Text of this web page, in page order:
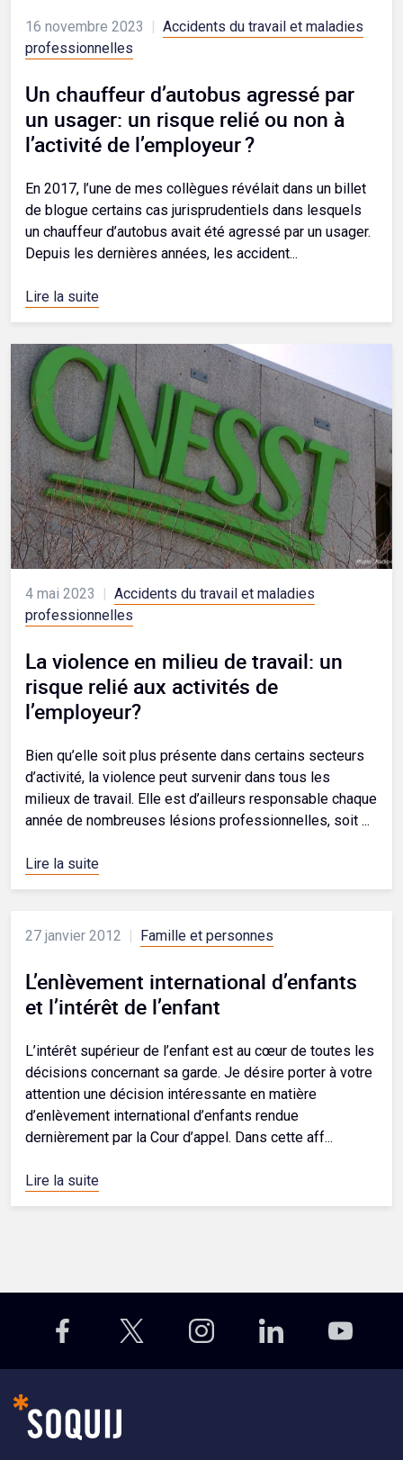
16 novembre 2023
Accidents du travail et maladies
professionnelles
Un chauffeur d’autobus agressé par
un usager: un risque relié ou non à
l’activité de l’employeur ?
En 2017, l’une de mes collègues révélait dans un billet
de blogue certains cas jurisprudentiels dans lesquels
un chauffeur d’autobus avait été agressé par un usager.
Depuis les dernières années, les accident...
Lire la suite
4 mai 2023
Accidents du travail et maladies
professionnelles
La violence en milieu de travail: un
risque relié aux activités de
l’employeur?
Bien qu’elle soit plus présente dans certains secteurs
d’activité, la violence peut survenir dans tous les
milieux de travail. Elle est d’ailleurs responsable chaque
année de nombreuses lésions professionnelles, soit ...
Lire la suite
27 janvier 2012 Famille et personnes
L’enlèvement international d’enfants
et l’intérêt de l’enfant
L’intérêt supérieur de l’enfant est au cœur de toutes les
décisions concernant sa garde. Je désire porter à votre
attention une décision intéressante en matière
d’enlèvement international d’enfants rendue
dernièrement par la Cour d’appel. Dans cette aff...
Lire la suite